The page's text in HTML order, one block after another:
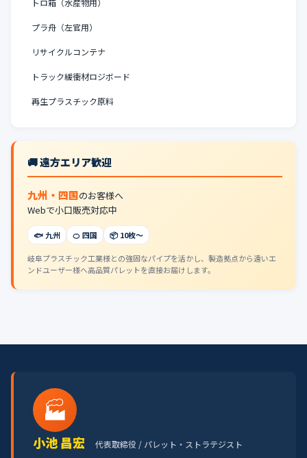
プラ舟（左官用）
リサイクルコンテナ
トラック緩衝材ロジボード
再生プラスチック原料
🚚 遠方エリア歓迎
九州・四国のお客様へ
Webで小口販売対応中
🐟 九州 🍊 四国 📦 10枚〜
岐阜プラスチック工業様との強固なパイプを活かし、製造拠点から遠いエ
ンドユーザー様へ高品質パレットを直接お届けします。
🏭
小池 昌宏 代表取締役 / パレット・ストラテジスト